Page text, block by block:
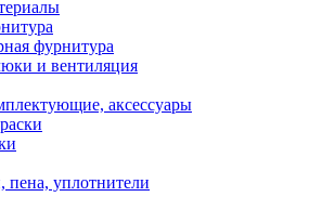
фурнитура
и вентиляция
аксессуары
пена, уплотнители